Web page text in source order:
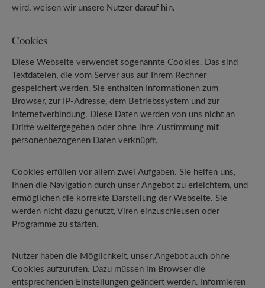
wird, weisen wir unsere Nutzer darauf hin.
Cookies
Diese Webseite verwendet sogenannte Cookies. Das sind
Textdateien, die vom Server aus auf Ihrem Rechner
gespeichert werden. Sie enthalten Informationen zum
Browser, zur IP-Adresse, dem Betriebssystem und zur
Internetverbindung. Diese Daten werden von uns nicht an
Dritte weitergegeben oder ohne ihre Zustimmung mit
personenbezogenen Daten verknüpft.
Cookies erfüllen vor allem zwei Aufgaben. Sie helfen uns,
Ihnen die Navigation durch unser Angebot zu erleichtern, und
ermöglichen die korrekte Darstellung der Webseite. Sie
werden nicht dazu genutzt, Viren einzuschleusen oder
Programme zu starten.
Nutzer haben die Möglichkeit, unser Angebot auch ohne
Cookies aufzurufen. Dazu müssen im Browser die
entsprechenden Einstellungen geändert werden. Informieren